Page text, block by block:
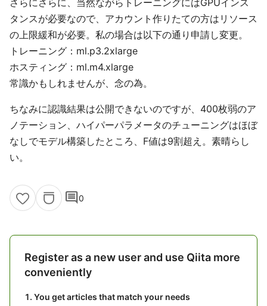
さらにさらに、当然ながらトレーニングにはGPUインス
タンスが必要なので、アカウント作りたての方はリソース
の上限緩和が必要。私の場合は以下の通り申請し変更。
トレーニング：ml.p3.2xlarge
ホスティング：ml.m4.xlarge
常識かもしれませんが、念の為。
ちなみに認識結果は公開できないのですが、400枚弱のア
ノテーション、ハイパーパラメータのチューニングはほぼ
なしでモデル構築したところ、F値は9割超え。素晴らし
い。
comment0
Register as a new user and use Qiita more
conveniently
You get articles that match your needs